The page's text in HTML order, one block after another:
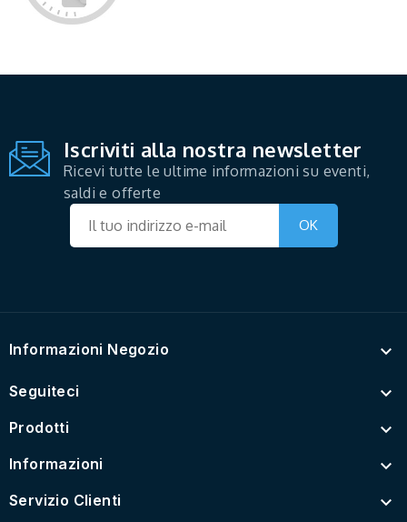
Iscriviti alla nostra newsletter
Ricevi tutte le ultime informazioni su eventi,
saldi e offerte
Informazioni Negozio 
Seguiteci 
Prodotti 
Informazioni 
Servizio Clienti 